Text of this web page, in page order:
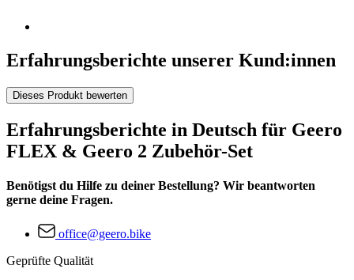
Erfahrungsberichte unserer Kund:innen
Dieses Produkt bewerten
Erfahrungsberichte in Deutsch für Geero
FLEX & Geero 2 Zubehör-Set
Benötigst du Hilfe zu deiner Bestellung? Wir beantworten
gerne deine Fragen.
office@geero.bike
Geprüfte Qualität